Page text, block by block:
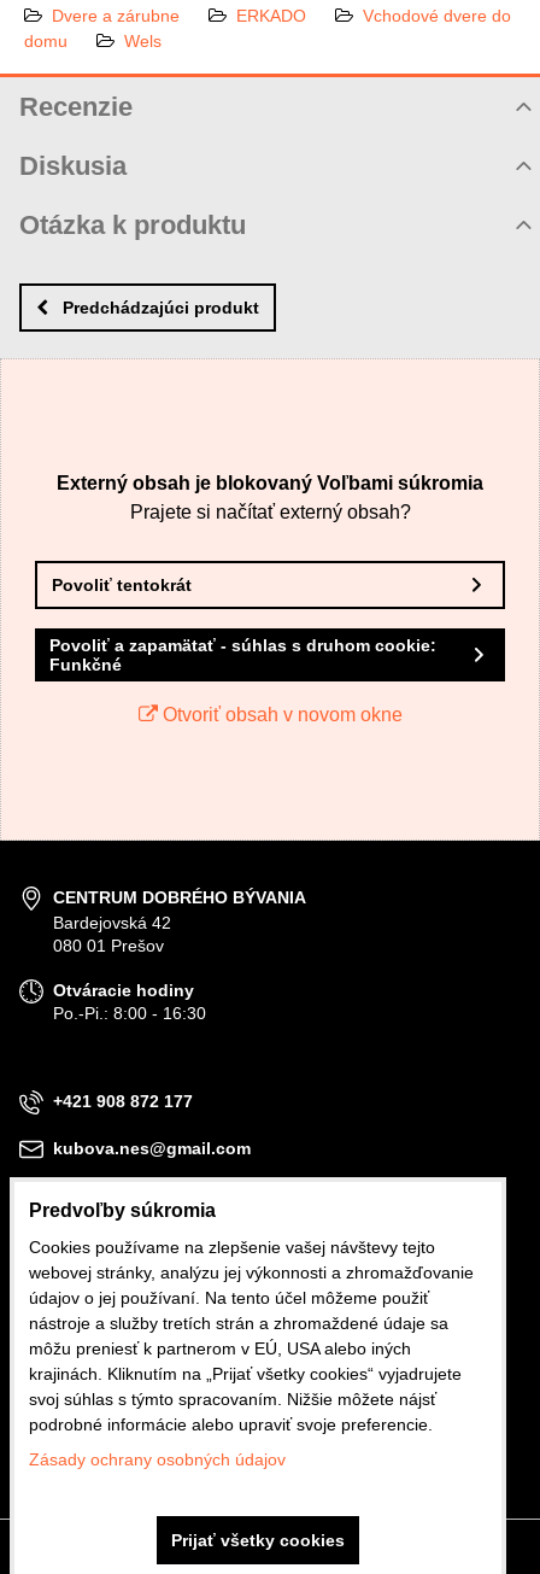
Dvere a zárubne ERKADO
Vchodové dvere do
domu
Wels
Recenzie
Diskusia
Zatiaľ nie sú žiadne komentáre! Buďte prvý!
Nový komentár
Otázka k produktu
MENO
VAŠA OTÁZKA K PRODUKTU
Odoslať
Predchádzajúci produkt
Externý obsah je blokovaný Voľbami súkromia
Prajete si načítať externý obsah?
Povoliť tentokrát
Povoliť a zapamätať - súhlas s druhom cookie:
Funkčné
Otvoriť obsah v novom okne
CENTRUM DOBRÉHO BÝVANIA
Bardejovská 42
080 01 Prešov
Otváracie hodiny
Po.-Pi.: 8:00 - 16:30
+421 908 872 177
kubova.nes@gmail.com
Obchodné podmienky
Reklamačné podmienky
Ochrana osobných údajov
Zásady ochrany osobných údajov
Predvoľby súkromia
Cookies používame na zlepšenie vašej návštevy tejto
webovej stránky, analýzu jej výkonnosti a zhromažďovanie
údajov o jej používaní. Na tento účel môžeme použiť
nástroje a služby tretích strán a zhromaždené údaje sa
môžu preniesť k partnerom v EÚ, USA alebo iných
krajinách. Kliknutím na „Prijať všetky cookies“ vyjadrujete
svoj súhlas s týmto spracovaním. Nižšie môžete nájsť
podrobné informácie alebo upraviť svoje preferencie.
Zásady ochrany osobných údajov
Prijať všetky cookies